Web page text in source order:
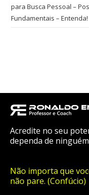
para Busca Pessoal –
Fundamentais – Entenda!
Acredite no seu
dependa de
Não importa que
não pare. (Confúcio)